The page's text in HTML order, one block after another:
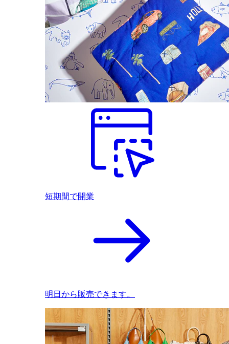
短期間で開業
明日から販売できます。